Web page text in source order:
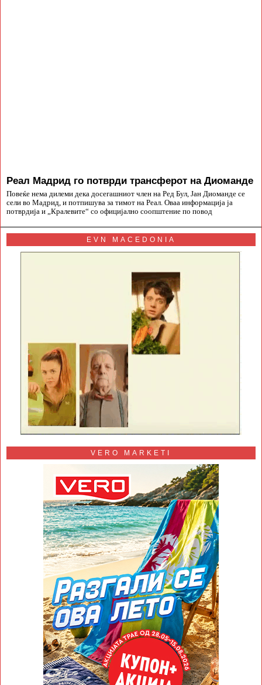
Реал Мадрид го потврди трансферот на Диоманде
Повеќе нема дилеми дека досегашниот член на Ред Бул, Јан Диоманде се
сели во Мадрид, и потпишува за тимот на Реал. Оваа информација ја
потврдија и „Кралевите“ со официјално соопштение по повод
EVN MACEDONIA
VERO MARKETI